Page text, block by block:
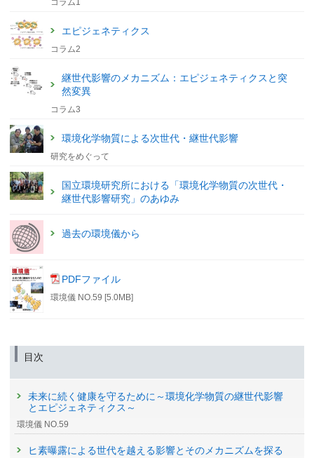
コラム1
エピジェネティクス
コラム2
継世代影響のメカニズム：エピジェネティクスと突
然変異
コラム3
環境化学物質による次世代・継世代影響
研究をめぐって
国立環境研究所における「環境化学物質の次世代・
継世代影響研究」のあゆみ
過去の環境儀から
PDFファイル
環境儀 NO.59 [5.0MB]
目次
未来に続く健康を守るために～環境化学物質の継世代影響
とエピジェネティクス～
環境儀 NO.59
ヒ素曝露による世代を越える影響とそのメカニズムを探る